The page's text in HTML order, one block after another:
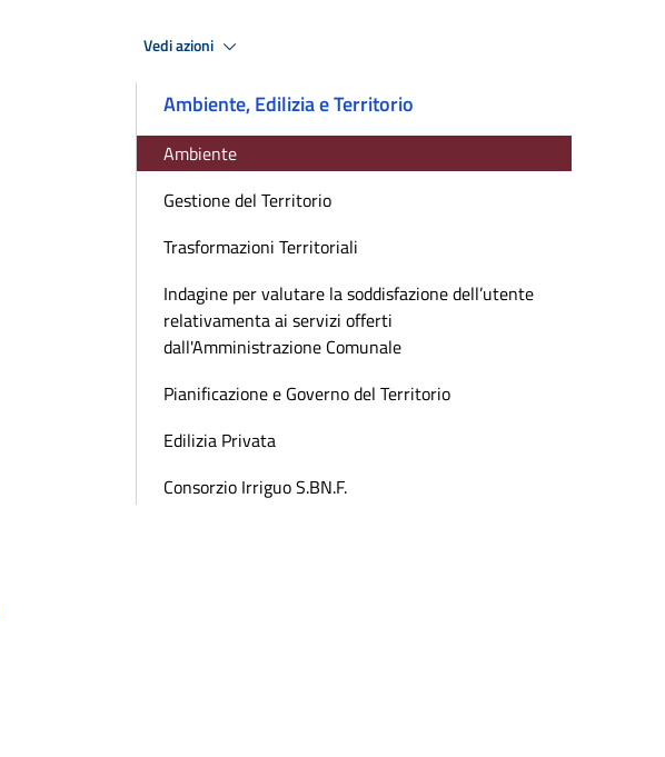
Vedi azioni
Ambiente, Edilizia e Territorio
Ambiente
Gestione del Territorio
Trasformazioni Territoriali
Indagine per valutare la soddisfazione dell’utente
relativamenta ai servizi offerti
dall'Amministrazione Comunale
Pianificazione e Governo del Territorio
Edilizia Privata
Consorzio Irriguo S.BN.F.